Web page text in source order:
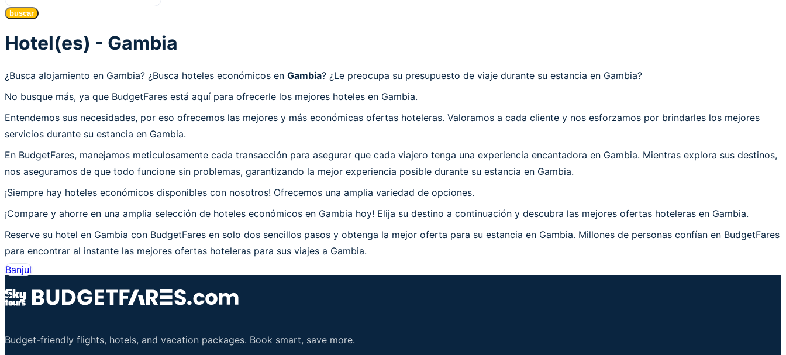
buscar
Hotel(es) - Gambia
¿Busca alojamiento en Gambia? ¿Busca hoteles económicos en Gambia? ¿Le preocupa su presupuesto de viaje durante su estancia en Gambia?
No busque más, ya que BudgetFares está aquí para ofrecerle los mejores hoteles en Gambia.
Entendemos sus necesidades, por eso ofrecemos las mejores y más económicas ofertas hoteleras. Valoramos a cada cliente y nos esforzamos por brindarles los mejores
servicios durante su estancia en Gambia.
En BudgetFares, manejamos meticulosamente cada transacción para asegurar que cada viajero tenga una experiencia encantadora en Gambia. Mientras explora sus destinos,
nos aseguramos de que todo funcione sin problemas, garantizando la mejor experiencia posible durante su estancia en Gambia.
¡Siempre hay hoteles económicos disponibles con nosotros! Ofrecemos una amplia variedad de opciones.
¡Compare y ahorre en una amplia selección de hoteles económicos en Gambia hoy! Elija su destino a continuación y descubra las mejores ofertas hoteleras en Gambia.
Reserve su hotel en Gambia con BudgetFares en solo dos sencillos pasos y obtenga la mejor oferta para su estancia en Gambia. Millones de personas confían en BudgetFares
para encontrar al instante las mejores ofertas hoteleras para sus viajes a Gambia.
Banjul
Budget-friendly flights, hotels, and vacation packages. Book smart, save more.